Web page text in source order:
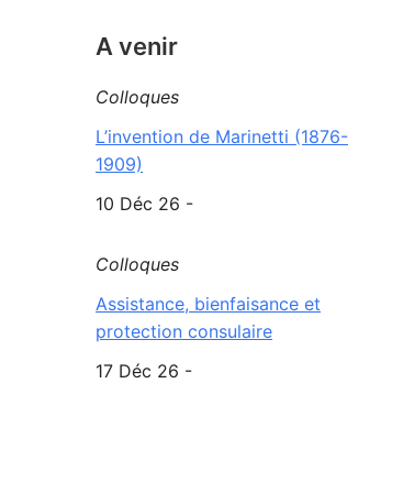
A venir
Colloques
L’invention de Marinetti (1876-
1909)
10 Déc 26 -
Colloques
Assistance, bienfaisance et
protection consulaire
17 Déc 26 -